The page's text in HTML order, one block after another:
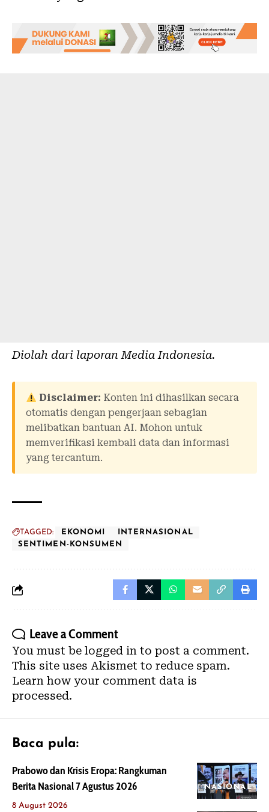
Diolah dari laporan Media Indonesia.
Disclaimer: Konten ini dihasilkan secara
otomatis dengan pengerjaan sebagian
melibatkan bantuan AI. Mohon untuk
memverifikasi kembali data dan informasi
yang tercantum.
TAGGED: EKONOMI
INTERNASIONAL
SENTIMEN-KONSUMEN
Leave a Comment
You must be logged in to post a comment.
This site uses Akismet to reduce spam.
Learn how your comment data is
processed.
Baca pula:
NASIONAL
Prabowo dan Krisis Eropa: Rangkuman
Berita Nasional 7 Agustus 2026
8 August 2026